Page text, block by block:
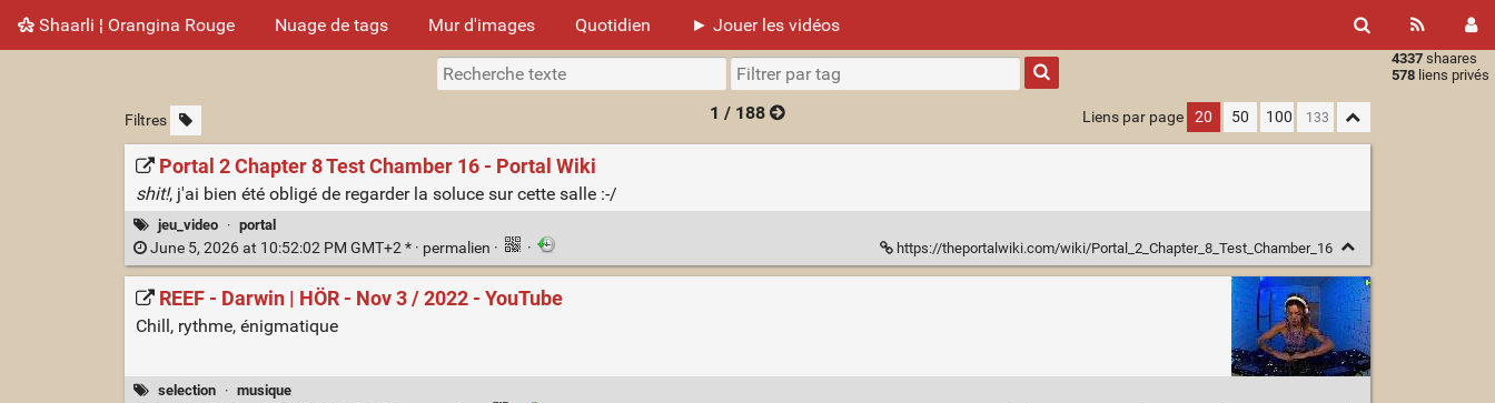
Shaarli ¦ Orangina Rouge Nuage de tags Mur d'images Quotidien ► Jouer les vidéos
4337 shaares
578 liens privés
Type 1 or
more
characters
results.
Filtres 1 / 188 Liens par page 20 50 100
Portal 2 Chapter 8 Test Chamber 16 - Portal Wiki
shit!, j'ai bien été obligé de regarder la soluce sur cette salle :-/
jeu_video · portal
June 5, 2026 at 10:52:02 PM GMT+2 * · permalien · · https://theportalwiki.com/wiki/Portal_2_Chapter_8_Test_Chamber_16
REEF - Darwin | HÖR - Nov 3 / 2022 - YouTube
Chill, rythme, énigmatique
selection · musique